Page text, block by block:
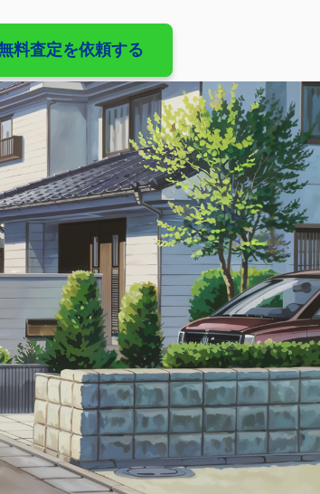
料査定を依頼する